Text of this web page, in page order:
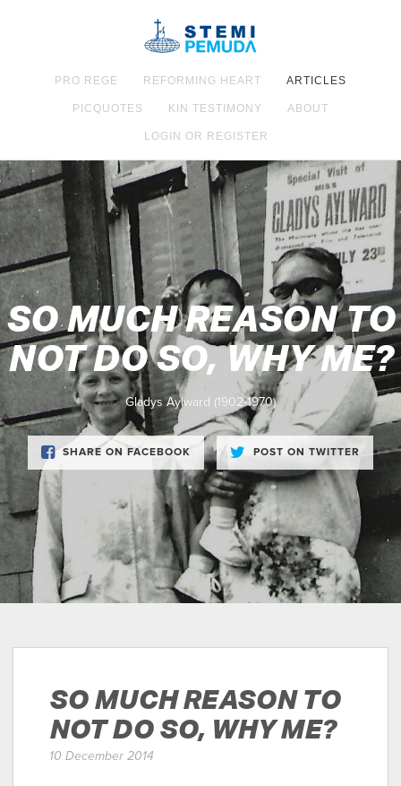
PRO REGE REFORMING HEART ARTICLES
PICQUOTES KIN TESTIMONY ABOUT
LOGIN OR REGISTER
SO MUCH REASON TO
NOT DO SO, WHY ME?
Gladys Aylward (1902-1970)
SHARE ON FACEBOOK POST ON TWITTER
SO MUCH REASON TO
NOT DO SO, WHY ME?
10 December 2014